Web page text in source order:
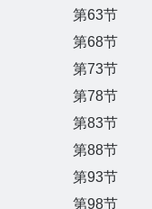
第63节
第68节
第73节
第78节
第83节
第88节
第93节
第98节